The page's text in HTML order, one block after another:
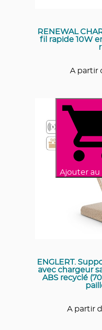
RENEWAL
fil rapide 10W
A partir
Ajouter au
ENGLERT.
avec chargeur
ABS recyclé
A partir